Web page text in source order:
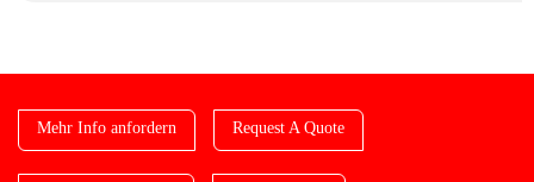
Mehr Info anfordern Request A Quote